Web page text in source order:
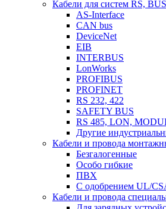
Кабели для систем RS, BUS
AS-Interface
CAN bus
DeviceNet
EIB
INTERBUS
LonWorks
PROFIBUS
PROFINET
RS 232, 422
SAFETY BUS
RS 485, LON,
Другие
Кабели и провода
Безгалогенные
Особо гибкие
ПВХ
С одобрением UL/
Кабели и провода